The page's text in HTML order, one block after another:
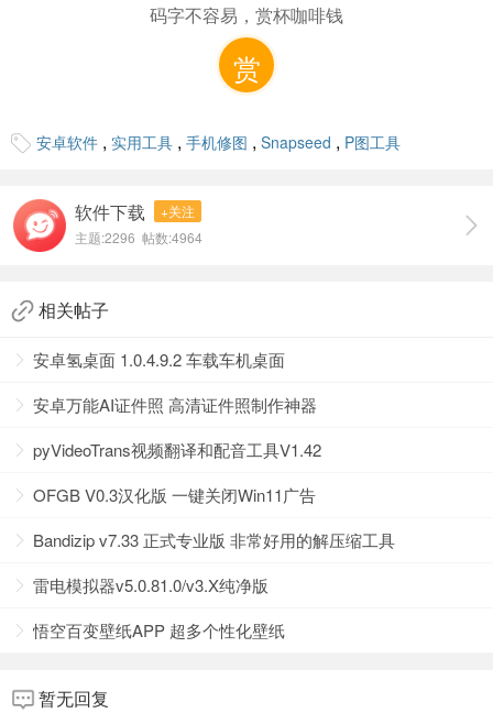
色彩校正、局部精细编辑，乃至令人惊叹的特效应
用，一切尽在掌握。无论您是摄影新手还是资深玩
家，都能在这里找到灵感，轻松打造出令人瞩目的照
一键导入，无限可能：支持多格式图片无缝接入，无
生。
个性化定制，彰显独特风格：拒绝千篇一律，拥抱个
复古胶片质感，还是前卫数字艺术，只需指尖轻点，
直观操作，即刻上手：采用极简设计理念，界面清爽
无广告，即便是初次接触的用户也能迅速上手。直观
时可见，满足您对效率与美观的双重追求。
纯净体验，专注创作：我们深知创作的纯粹与重要，
心全意沉浸在照片编辑的乐趣中，享受每一次创意的
绽放。
软件运行系统：Android/HarmonyOS
下载地址：
码字不容易，赏杯咖啡钱
赏
安卓软件 , 实用工具 , 手机修图 , Snapseed , P图工具
软件下载
+关注
主题:2296 帖数:4964
相关帖子
安卓氢桌面 1.0.4.9.2 车载车机桌面
安卓万能AI证件照 高清证件照制作神器
pyVideoTrans视频翻译和配音工具V1.42
OFGB V0.3汉化版 一键关闭Win11广告
Bandizip v7.33 正式专业版 非常好用的解压缩工具
雷电模拟器v5.0.81.0/v3.X纯净版
悟空百变壁纸APP 超多个性化壁纸
暂无回复